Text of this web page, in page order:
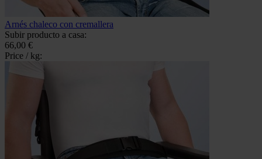
Arnés chaleco con cremallera
Subir producto a casa:
66,00 €
Price / kg: